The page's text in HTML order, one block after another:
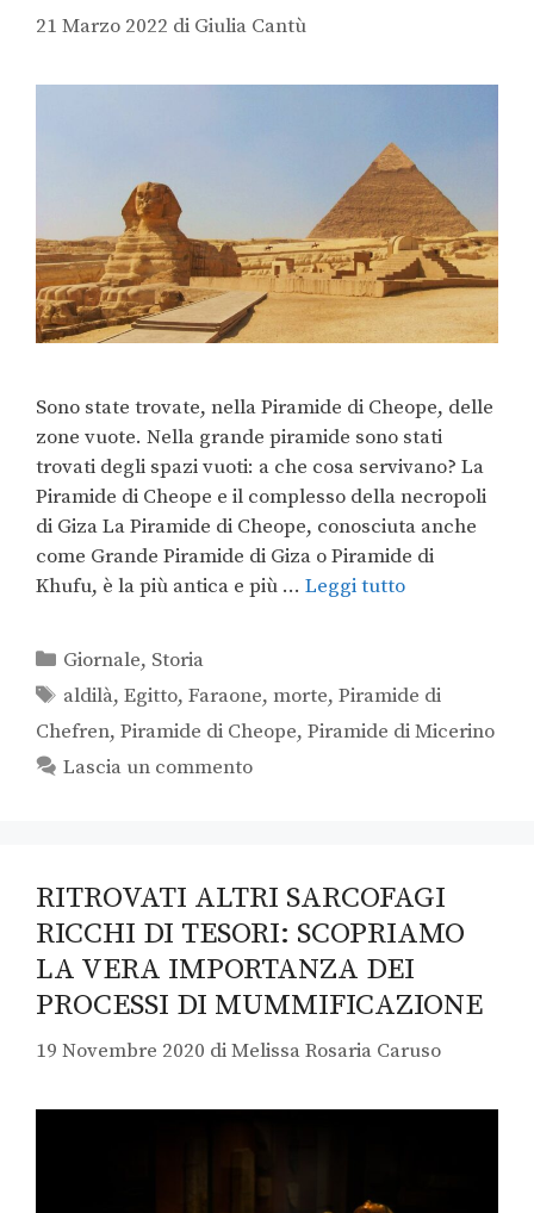
21 Marzo 2022 di Giulia Cantù
Sono state trovate, nella Piramide di Cheope, delle
zone vuote. Nella grande piramide sono stati
trovati degli spazi vuoti: a che cosa servivano? La
Piramide di Cheope e il complesso della necropoli
di Giza La Piramide di Cheope, conosciuta anche
come Grande Piramide di Giza o Piramide di
Khufu, è la più antica e più … Leggi tutto
Giornale, Storia
aldilà,Egitto,Faraone,morte,Piramide di
Chefren, Piramide di Cheope, Piramide di Micerino
Lascia un commento
RITROVATI ALTRI SARCOFAGI
RICCHI DI TESORI: SCOPRIAMO
LA VERA IMPORTANZA DEI
PROCESSI DI MUMMIFICAZIONE
19 Novembre 2020 diMelissa Rosaria Caruso